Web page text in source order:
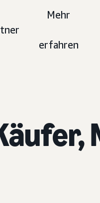
Mehr
erfahren